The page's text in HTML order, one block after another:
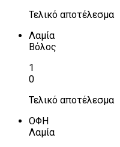
Τελικό αποτέλεσμα
Λαμία
Βόλος
1
0
Τελικό αποτέλεσμα
ΟΦΗ
Λαμία